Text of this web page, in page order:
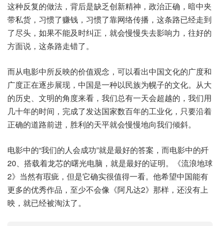
这种反复的做法，背后是缺乏创新精神，政治正确，暗中夹
带私货，习惯了赚钱，习惯了靠网络传播，这条路已经走到
了尽头，如果不能及时纠正，就会慢慢失去影响力，往好的
方面说，这条路走错了。
而从电影中所反映的价值观念，可以看出中国文化的广度和
广度正在逐步展现，中国是一种以民族为幌子的文化。从大
的历史、文明的角度来看，我们总有一天会超越的，我们用
几十年的时间，完成了发达国家数百年的工业化，只要沿着
正确的道路前进，胜利的天平就会慢慢地向我们倾斜。
电影中的“我们的人会成功”就是最好的答案，而电影中的歼
20、搭载着龙芯的曙光电脑，就是最好的证明。《流浪地球
2》当然有瑕疵，但是它确实很值得一看。他希望中国能有
更多的优秀作品，至少不会像《阿凡达2》那样，还没有上
映，就已经被淘汰了。